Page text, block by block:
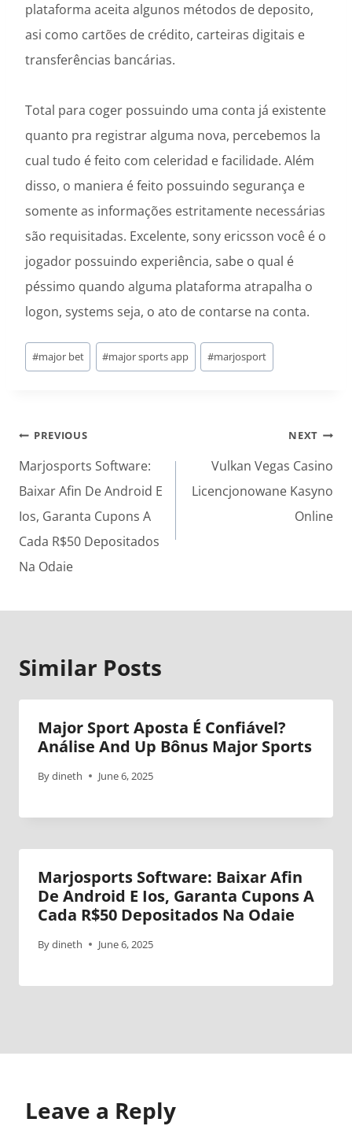
plataforma aceita algunos métodos de deposito,
asi como cartões de crédito, carteiras digitais e
transferências bancárias.
Total para coger possuindo uma conta já existente
quanto pra registrar alguma nova, percebemos la
cual tudo é feito com celeridad e facilidade. Além
disso, o maniera é feito possuindo segurança e
somente as informações estritamente necessárias
são requisitadas. Excelente, sony ericsson você é o
jogador possuindo experiência, sabe o qual é
péssimo quando alguma plataforma atrapalha o
logon, systems seja, o ato de contarse na conta.
Post
Tags:
#major bet #major sports app #marjosport
Post
navigation
PREVIOUS
Marjosports Software:
Baixar Afin De Android E
Ios, Garanta Cupons A
Cada R$50 Depositados
Na Odaie
NEXT
Vulkan Vegas Casino
Licencjonowane Kasyno
Online
Similar Posts
Major Sport Aposta É Confiável?
Análise And Up Bônus Major Sports
Bydineth June 6, 2025
Marjosports Software: Baixar Afin
De Android E Ios, Garanta Cupons A
Cada R$50 Depositados Na Odaie
Bydineth June 6, 2025
Leave a Reply